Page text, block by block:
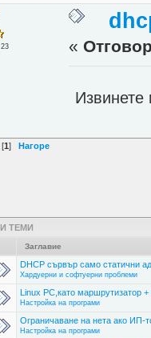
«
Извинете
[1] Нагоре
ТЕМИ
Заглавие
DHCP сървър само статични
Хардуерни и софтуерни проблеми
Linux PC,като маршрутизатор +
Настройка на програми
Ограничаване на нета ако ИП-
Настройка на програми